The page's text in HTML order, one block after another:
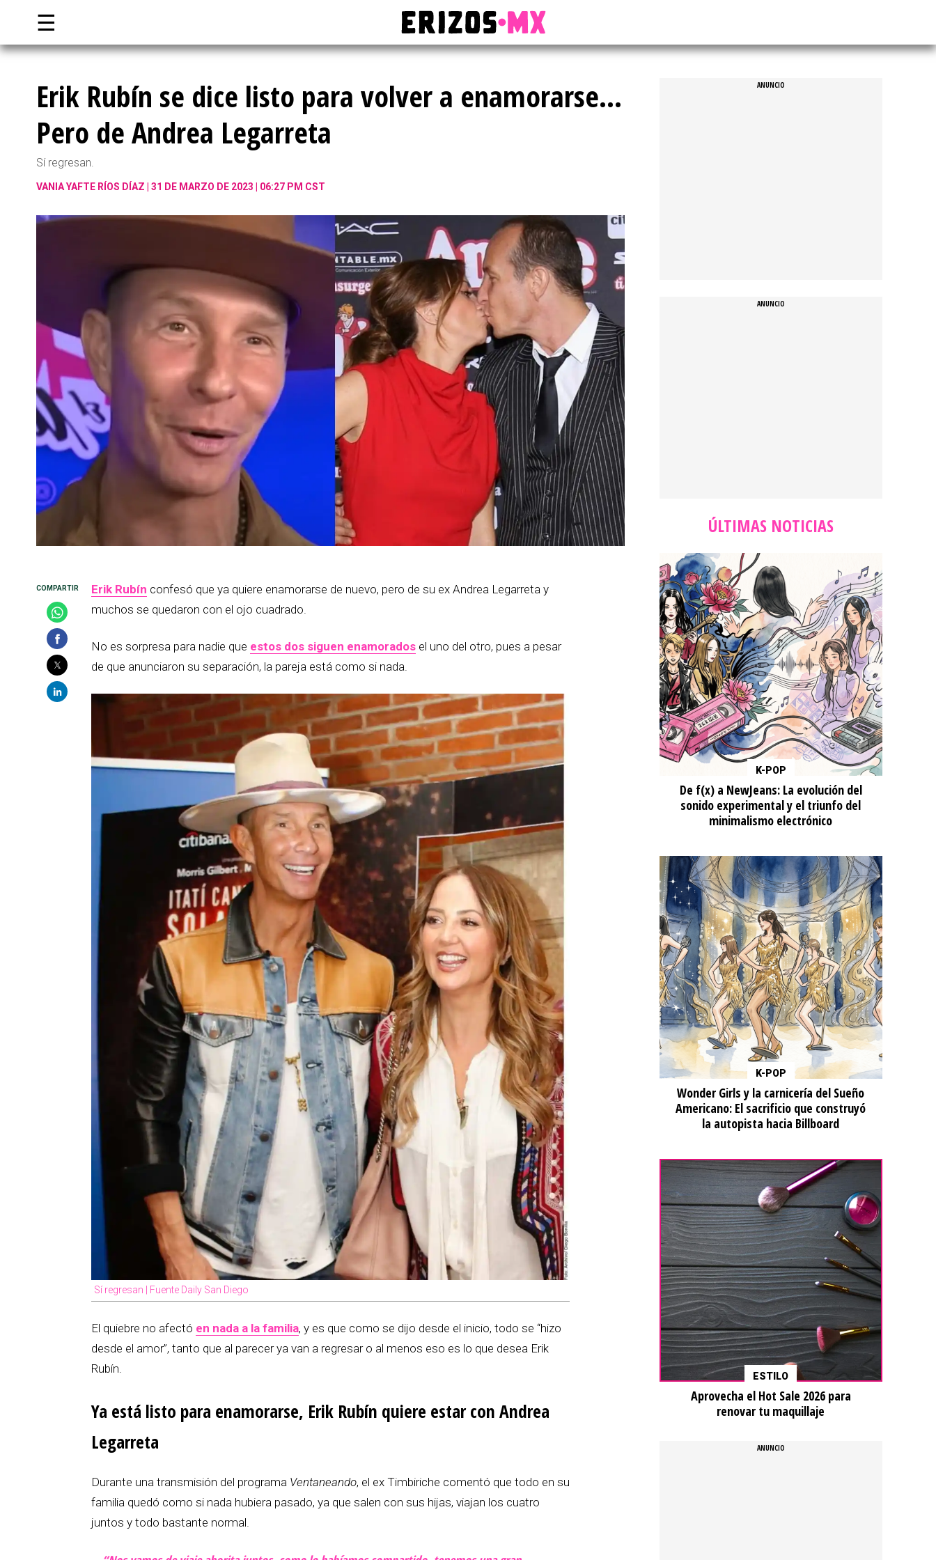
☰
Erik Rubín se dice listo para volver a enamorarse…
Pero de Andrea Legarreta
Sí regresan.
VANIA YAFTE RÍOS DÍAZ 31 DE MARZO DE 2023 | 06:27 PM CST
Erik Rubín confesó que ya quiere enamorarse de nuevo, pero de su ex Andrea Legarreta y
muchos se quedaron con el ojo cuadrado.
No es sorpresa para nadie que estos dos siguen enamorados el uno del otro, pues a pesar
de que anunciaron su separación, la pareja está como si nada.
Sí regresan | Fuente Daily San Diego
El quiebre no afectó en nada a la familia, y es que como se dijo desde el inicio, todo se “hizo
desde el amor”, tanto que al parecer ya van a regresar o al menos eso es lo que desea Erik
Rubín.
Ya está listo para enamorarse, Erik Rubín quiere estar con Andrea
Legarreta
Durante una transmisión del programa Ventaneando, el ex Timbiriche comentó que todo en su
familia quedó como si nada hubiera pasado, ya que salen con sus hijas, viajan los cuatro
juntos y todo bastante normal.
ÚLTIMAS NOTICIAS
K-POP
De f(x) a NewJeans: La evolución del
sonido experimental y el triunfo del
minimalismo electrónico
K-POP
Wonder Girls y la carnicería del Sueño
Americano: El sacrificio que construyó
la autopista hacia Billboard
ESTILO
Aprovecha el Hot Sale 2026 para
renovar tu maquillaje